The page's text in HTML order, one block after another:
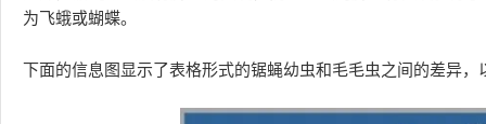
为飞蛾或蝴蝶。
下面的信息图显示了表格形式的锯蝇幼虫和毛毛虫之间的差异，